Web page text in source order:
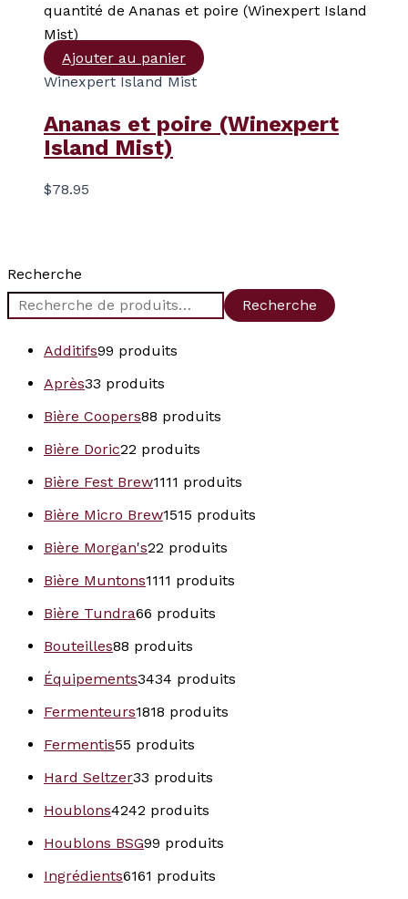
quantité de Ananas et poire (Winexpert Island
Mist)
Ajouter au panier
Winexpert Island Mist
Ananas et poire (Winexpert
Island Mist)
$78.95
Recherche
Recherche
Additifs99 produits
Après33 produits
Bière Coopers88 produits
Bière Doric22 produits
Bière Fest Brew1111 produits
Bière Micro Brew1515 produits
Bière Morgan's22 produits
Bière Muntons1111 produits
Bière Tundra66 produits
Bouteilles88 produits
Équipements3434 produits
Fermenteurs1818 produits
Fermentis55 produits
Hard Seltzer33 produits
Houblons4242 produits
Houblons BSG99 produits
Ingrédients6161 produits